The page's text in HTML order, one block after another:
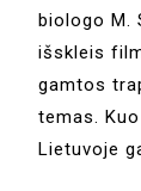
biologo M.
išskleis
gamtos
temas.
Lietuvoje